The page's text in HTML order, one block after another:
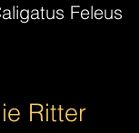
Feleus
Ritter